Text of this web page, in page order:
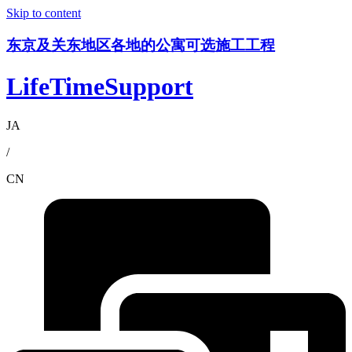
Skip to content
东京及关东地区各地的公寓可选施工工程
LifeTimeSupport
JA
/
CN